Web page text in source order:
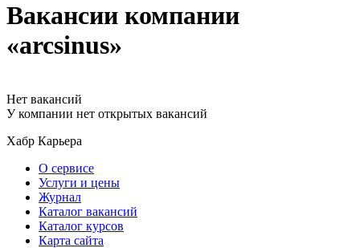
Вакансии компании
«arcsinus»
Нет вакансий
У компании нет открытых вакансий
Хабр Карьера
О сервисе
Услуги и цены
Журнал
Каталог вакансий
Каталог курсов
Карта сайта